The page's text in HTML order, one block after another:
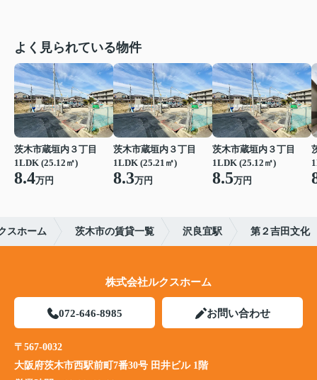
よく見られている物件
茨木市蔵垣内３丁目
1LDK (25.12㎡)
8.4万円
茨木市蔵垣内３丁目
1LDK (25.21㎡)
8.3万円
茨木市蔵垣内３丁目
1LDK (25.12㎡)
8.5万円
スホーム 茨木市の賃貸一覧 沢良宜駅 第２吉田文化
株式会社ルクスホーム
072-646-8985 お問い合わせ
〒567-0032
大阪府茨木市西駅前町7番30号 田井ビル 1階